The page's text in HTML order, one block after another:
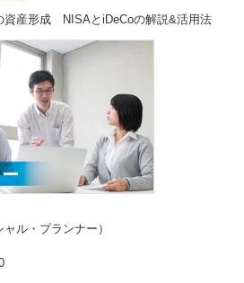
資産形成 NISAとiDeCoの解説&活用法
ル・プランナー）